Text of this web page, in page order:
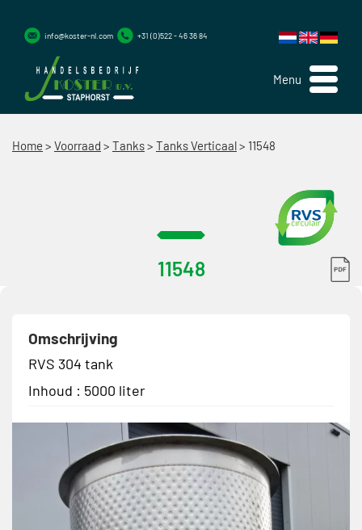
Menu
info@koster-nl.com +31 (0)522 - 46 36 84
Home > Voorraad > Tanks> Tanks Verticaal> 11548
11548
Omschrijving
RVS 304 tank
Inhoud : 5000 liter